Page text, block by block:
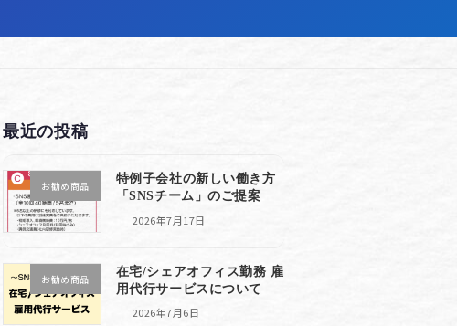
最近の投稿
お勧め商品
特例子会社の新しい働き方
「SNSチーム」のご提案
2026年7月17日
お勧め商品
在宅/シェアオフィス勤務 雇
用代行サービスについて
2026年7月6日